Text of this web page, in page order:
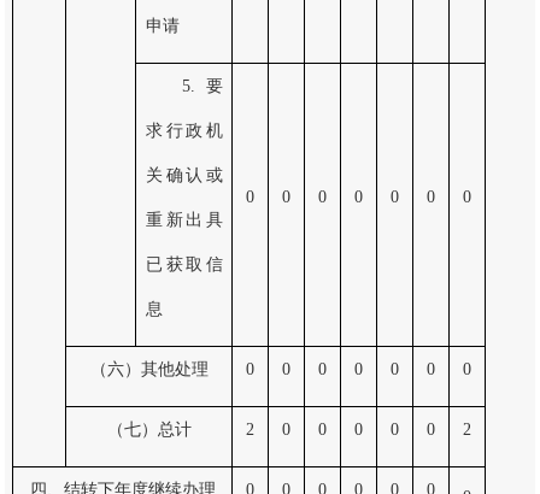
申请
5.要
求行政机
关确认或
重新出具
已获取信
息
0 0 0 0 0 0 0
（六）其他处理 0 0 0 0 0 0 0
（七）总计 2 0 0 0 0 0 2
四、结转下年度继续办理 0 0 0 0 0 0